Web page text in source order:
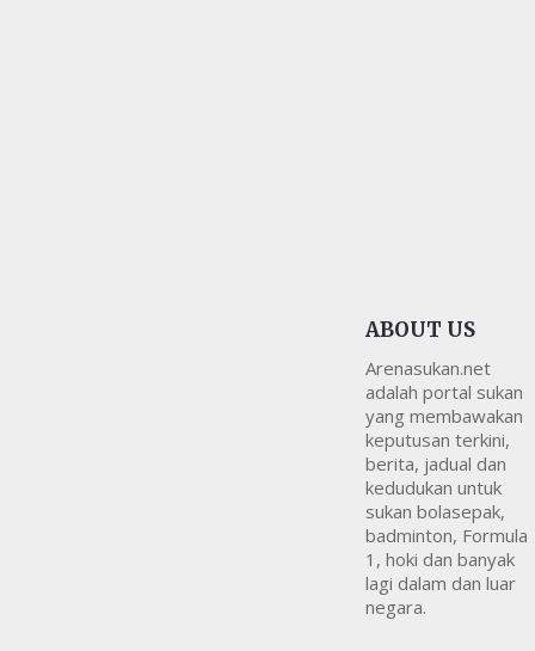
ABOUT US
Arenasukan.net
adalah portal sukan
yang membawakan
keputusan terkini,
berita, jadual dan
kedudukan untuk
sukan bolasepak,
badminton, Formula
1, hoki dan banyak
lagi dalam dan luar
negara.